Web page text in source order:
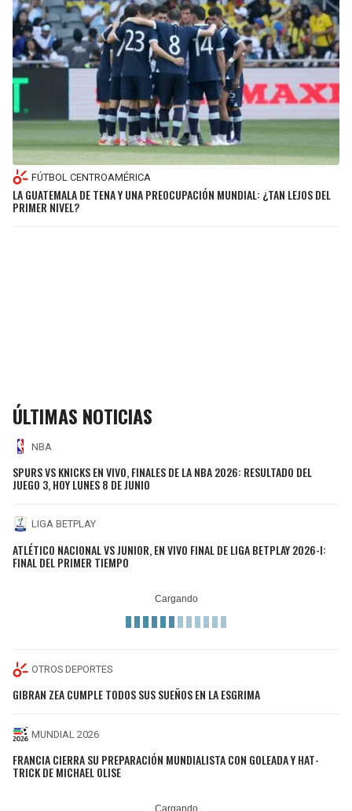
FÚTBOL CENTROAMÉRICA
LA GUATEMALA DE TENA Y UNA PREOCUPACIÓN MUNDIAL: ¿TAN LEJOS DEL
PRIMER NIVEL?
ÚLTIMAS NOTICIAS
NBA
SPURS VS KNICKS EN VIVO, FINALES DE LA NBA 2026: RESULTADO DEL
JUEGO 3, HOY LUNES 8 DE JUNIO
LIGA BETPLAY
ATLÉTICO NACIONAL VS JUNIOR, EN VIVO FINAL DE LIGA BETPLAY 2026-I:
FINAL DEL PRIMER TIEMPO
OTROS DEPORTES
GIBRAN ZEA CUMPLE TODOS SUS SUEÑOS EN LA ESGRIMA
MUNDIAL 2026
FRANCIA CIERRA SU PREPARACIÓN MUNDIALISTA CON GOLEADA Y HAT-
TRICK DE MICHAEL OLISE